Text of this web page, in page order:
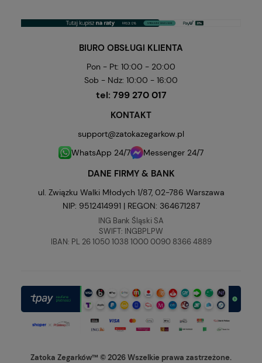
BIURO OBSŁUGI KLIENTA
Pon - Pt: 10:00 - 20:00
Sob - Ndz: 10:00 - 16:00
tel: 799 270 017
KONTAKT
support@zatokazegarkow.pl
WhatsApp 24/7
Messenger 24/7
DANE FIRMY & BANK
ul. Związku Walki Młodych 1/87, 02-786 Warszawa
NIP: 9512414991 | REGON: 364671287
ING Bank Śląski SA
SWIFT: INGBPLPW
IBAN: PL 26 1050 1038 1000 0090 8366 4889
Zatoka Zegarków™ © 2026 Wszelkie prawa zastrzeżone.